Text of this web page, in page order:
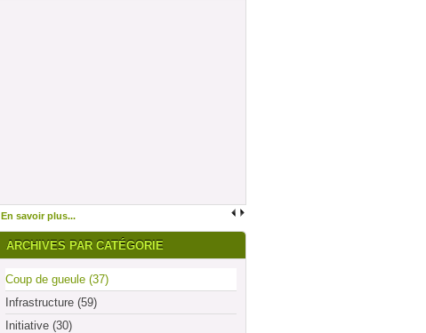
En savoir plus...
ARCHIVES PAR CATÉGORIE
Coup de gueule (37)
Infrastructure (59)
Initiative (30)